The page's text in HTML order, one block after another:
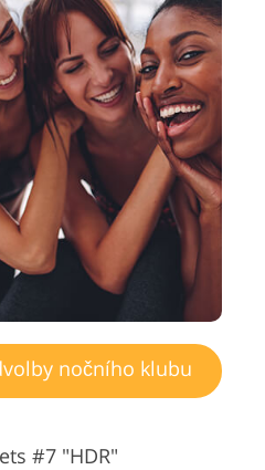
nočního klubu
#7 "HDR"